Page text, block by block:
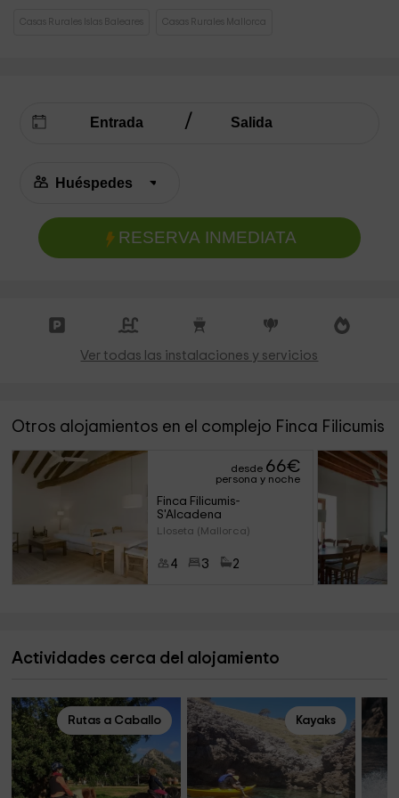
Casas Rurales Islas Baleares Casas Rurales Mallorca
RESERVA INMEDIATA
Ver todas las instalaciones y servicios
Otros alojamientos en el complejo Finca Filicumis
desde 66€
persona y noche
Finca Filicumis-
S'Alcadena
Lloseta (Mallorca)
4 3 2
Actividades cerca del alojamiento
Rutas a Caballo Kayaks